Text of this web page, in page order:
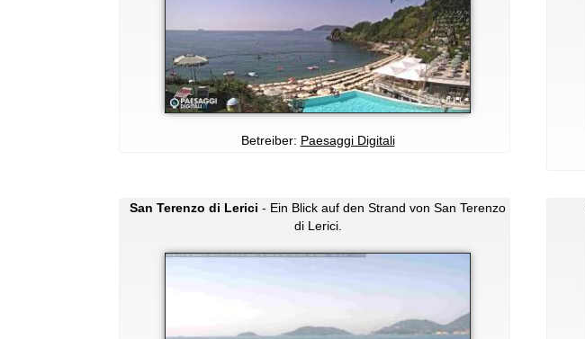
Betreiber: Paesaggi Digitali
San Terenzo di Lerici - Ein Blick auf den Strand von San Terenzo
di Lerici.